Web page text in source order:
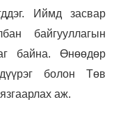
Иймд засвар
байгууллагын
байна. Өнөөдөр
болон Төв
аж.